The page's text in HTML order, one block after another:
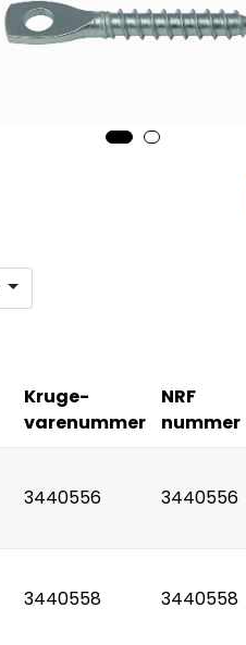
Kruge-
varenummer
NRF
nummer
3440556 3440556
3440558 3440558